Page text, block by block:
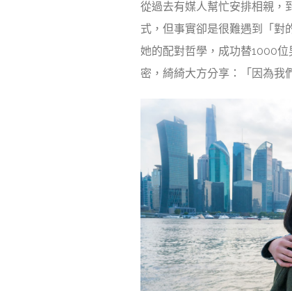
從過去有媒人幫忙安排相親，
式，但事實卻是很難遇到「對
她的配對哲學，成功替1000
密，綺綺大方分享：「因為我